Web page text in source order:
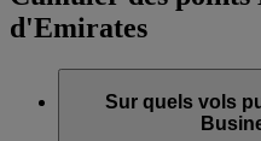
d'Emirates
Sur quels vols